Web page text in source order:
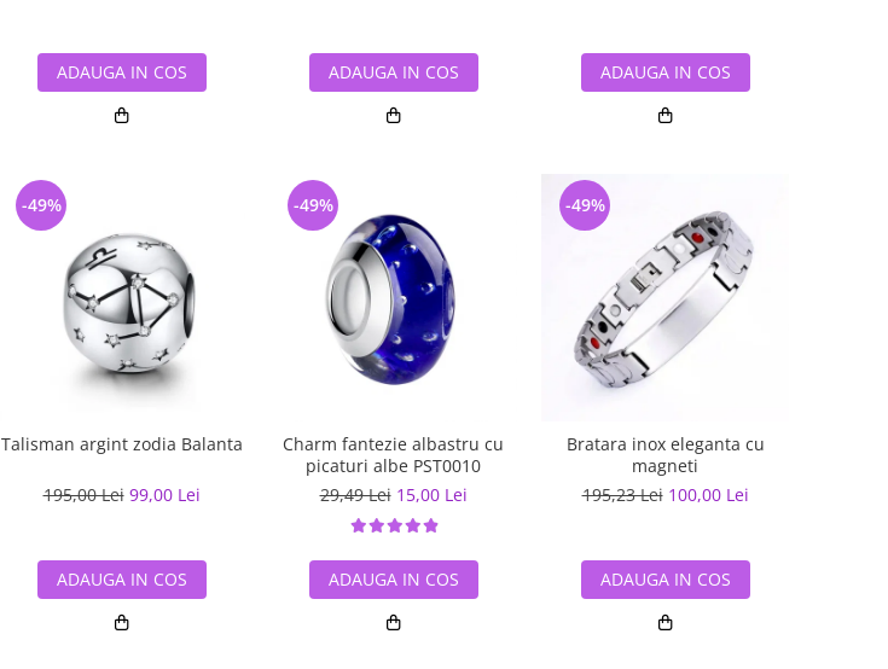
ADAUGA IN COS ADAUGA IN COS ADAUGA IN COS
Talisman argint zodia Balanta
195,00 Lei 99,00 Lei
-49%
ADAUGA IN COS
Charm fantezie albastru cu
picaturi albe PST0010
29,49 Lei 15,00 Lei
-49%
ADAUGA IN COS
Bratara inox eleganta cu
magneti
195,23 Lei 100,00 Lei
-49%
ADAUGA IN COS